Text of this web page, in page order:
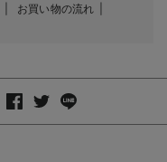
お買い物の流れ